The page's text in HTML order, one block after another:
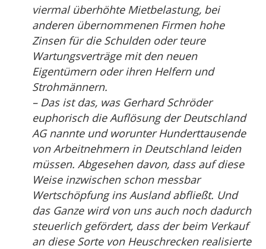
viermal überhöhte Mietbelastung, bei
anderen übernommenen Firmen hohe
Zinsen für die Schulden oder teure
Wartungsverträge mit den neuen
Eigentümern oder ihren Helfern und
Strohmännern.
– Das ist das, was Gerhard Schröder
euphorisch die Auflösung der Deutschland
AG nannte und worunter Hunderttausende
von Arbeitnehmern in Deutschland leiden
müssen. Abgesehen davon, dass auf diese
Weise inzwischen schon messbar
Wertschöpfung ins Ausland abfließt. Und
das Ganze wird von uns auch noch dadurch
steuerlich gefördert, dass der beim Verkauf
an diese Sorte von Heuschrecken realisierte